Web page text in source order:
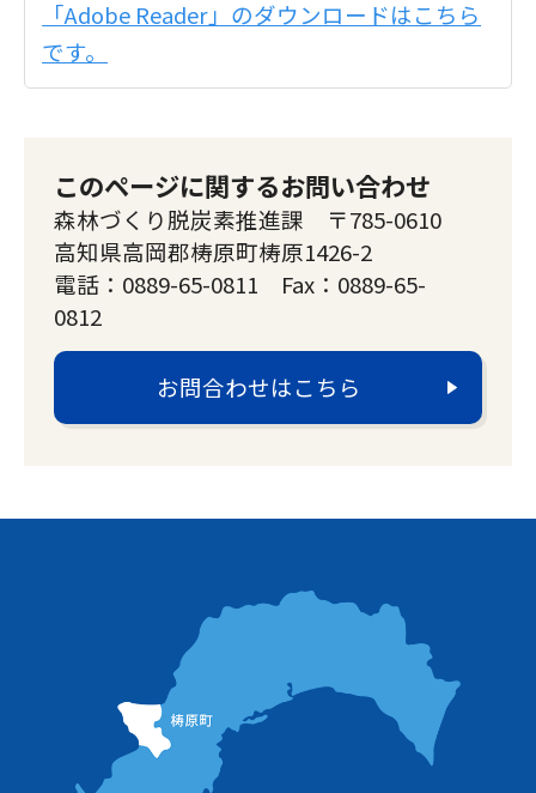
「Adobe Reader」のダウンロードはこちら
です。
このページに関するお問い合わせ
森林づくり脱炭素推進課 〒785-0610
高知県高岡郡梼原町梼原1426-2
電話：0889-65-0811 Fax：0889-65-
0812
お問合わせはこちら